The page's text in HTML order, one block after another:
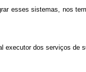
esses sistemas, nos
executor dos serviços de